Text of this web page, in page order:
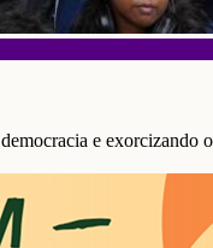
e exorcizando